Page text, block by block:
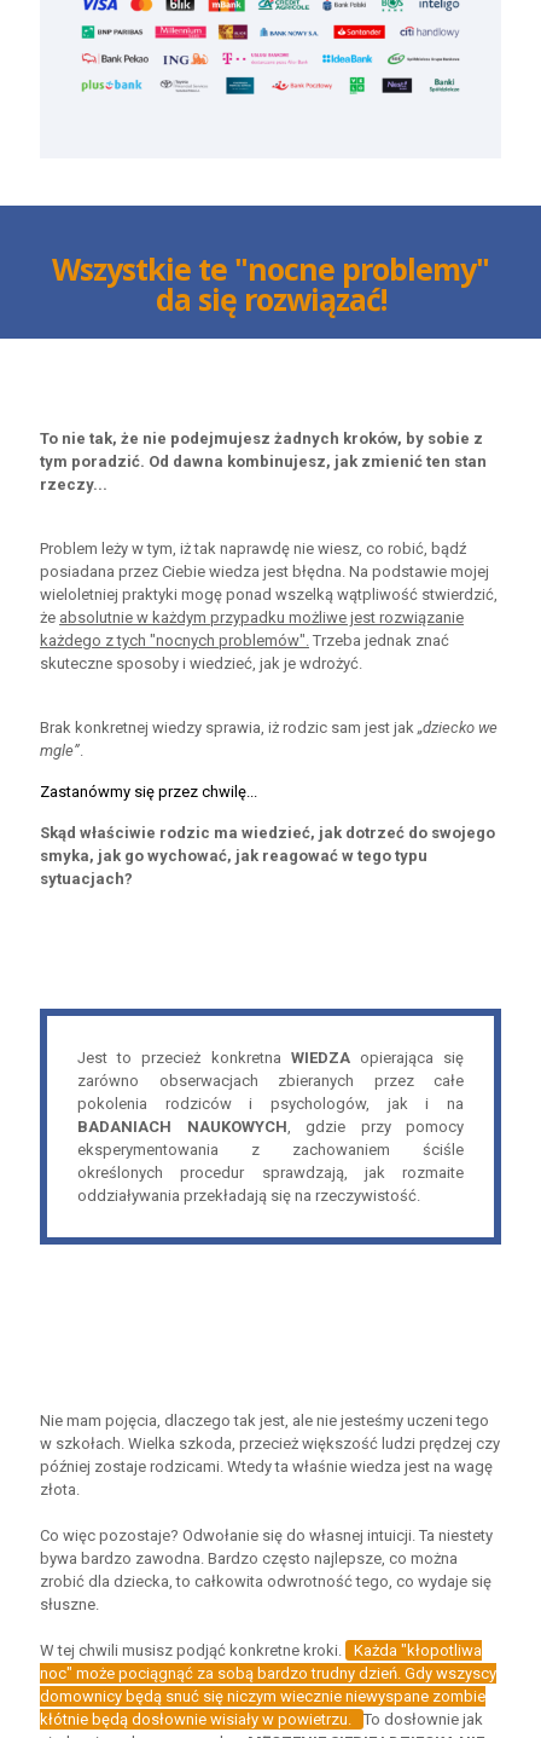
Wszystkie te "nocne problemy"
da się rozwiązać!
To nie tak, że nie podejmujesz żadnych kroków, by sobie z
tym poradzić. Od dawna kombinujesz, jak zmienić ten stan
rzeczy...
Problem leży w tym, iż tak naprawdę nie wiesz, co robić, bądź
posiadana przez Ciebie wiedza jest błędna. Na podstawie mojej
wieloletniej praktyki mogę ponad wszelką wątpliwość stwierdzić,
że absolutnie w każdym przypadku możliwe jest rozwiązanie
każdego z tych "nocnych problemów". Trzeba jednak znać
skuteczne sposoby i wiedzieć, jak je wdrożyć.
Brak konkretnej wiedzy sprawia, iż rodzic sam jest jak „dziecko we
mgle”.
Zastanówmy się przez chwilę...
Skąd właściwie rodzic ma wiedzieć, jak dotrzeć do swojego
smyka, jak go wychować, jak reagować w tego typu
sytuacjach?
Jest to przecież konkretna WIEDZAopierająca się
zarówno obserwacjach zbieranych przez całe
pokolenia rodziców i psychologów, jak i na
BADANIACH NAUKOWYCH, gdzie przy pomocy
eksperymentowania z zachowaniem ściśle
określonych procedur sprawdzają, jak rozmaite
oddziaływania przekładają się na rzeczywistość.
Nie mam pojęcia, dlaczego tak jest, ale nie jesteśmy uczeni tego
w szkołach. Wielka szkoda, przecież większość ludzi prędzej czy
później zostaje rodzicami. Wtedy ta właśnie wiedza jest na wagę
złota.
Co więc pozostaje? Odwołanie się do własnej intuicji. Ta niestety
bywa bardzo zawodna. Bardzo często najlepsze, co można
zrobić dla dziecka, to całkowita odwrotność tego, co wydaje się
słuszne.
W tej chwili musisz podjąć konkretne kroki.
Każda "kłopotliwa
noc" może pociągnąć za sobą bardzo trudny dzień. Gdy wszyscy
domownicy będą snuć się niczym wiecznie niewyspane zombie
kłótnie będą dosłownie wisiały w powietrzu.
To dosłownie jak